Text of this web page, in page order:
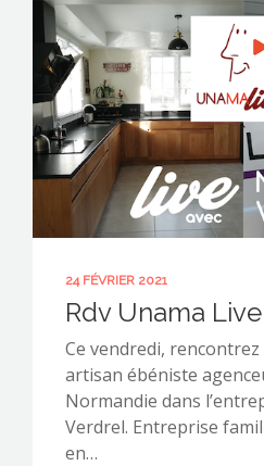
24 FÉVRIER 2021
Rdv Unama
Ce vendredi,
artisan ébéniste
Normandie dans
Verdrel. Entreprise
en…